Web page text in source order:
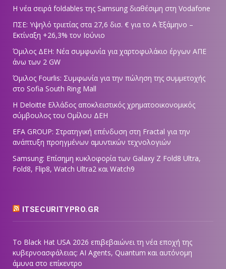
Η νέα σειρά foldables της Samsung διαθέσιμη στη Vodafone
ΠΣΕ: Υψηλό τριετίας στα 27,6 δισ. € για το Α΄ Εξάμηνο –
Εκτίναξη +26,3% τον Ιούνιο
Όμιλος ΔΕΗ: Νέα συμφωνία για χαρτοφυλάκιο έργων ΑΠΕ
άνω των 2 GW
Όμιλος Fourlis: Συμφωνία για την πώληση της συμμετοχής
στο Sofia South Ring Mall
Η Deloitte Ελλάδος αποκλειστικός χρηματοοικονομικός
σύμβουλος του Ομίλου ΔΕΗ
EFA GROUP: Στρατηγική επένδυση στη Fractal για την
ανάπτυξη προηγμένων αμυντικών τεχνολογιών
Samsung: Επίσημη κυκλοφορία των Galaxy Z Fold8 Ultra,
Fold8, Flip8, Watch Ultra2 και Watch9
ITSECURITYPRO.GR
Το Black Hat USA 2026 επιβεβαιώνει τη νέα εποχή της
κυβερνοασφάλειας: AI Agents, Quantum και αυτόνομη
άμυνα στο επίκεντρο